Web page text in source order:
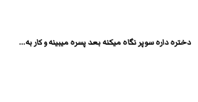
دختره داره سوپر نگاه میکنه بعد پسره میبینه و کار به...